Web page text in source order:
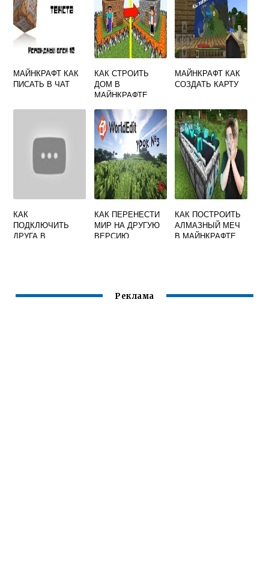
МАЙНКРАФТ КАК
ПИСАТЬ В ЧАТ
КАК СТРОИТЬ
ДОМ В
МАЙНКРАФТЕ
МАЙНКРАФТ КАК
СОЗДАТЬ КАРТУ
КАК
ПОДКЛЮЧИТЬ
ДРУГА В
КАК ПЕРЕНЕСТИ
МИР НА ДРУГУЮ
ВЕРСИЮ
КАК ПОСТРОИТЬ
АЛМАЗНЫЙ МЕЧ
В МАЙНКРАФТЕ
Реклама